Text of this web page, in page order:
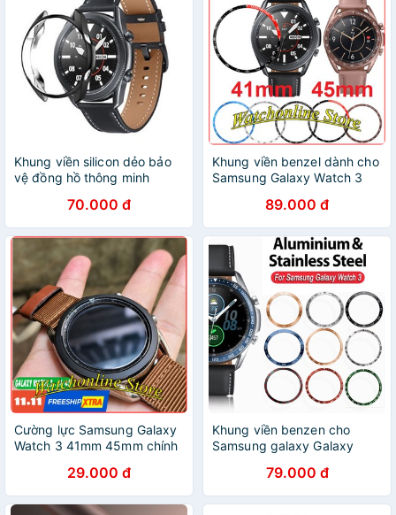
Khung viền silicon dẻo bảo
vệ đồng hồ thông minh
45mm / Watch 3 41mm
70.000 đ
Khung viền benzel dành cho
Samsung Galaxy Watch 3
89.000 đ
Cường lực Samsung Galaxy
Watch 3 41mm 45mm chính
29.000 đ
Khung viền benzen cho
Samsung galaxy Galaxy
79.000 đ